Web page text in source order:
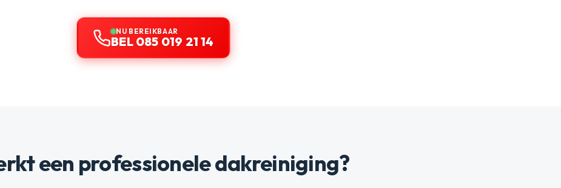
NU BEREIKBAAR
BEL 085 019 21 14
een professionele dakreiniging?